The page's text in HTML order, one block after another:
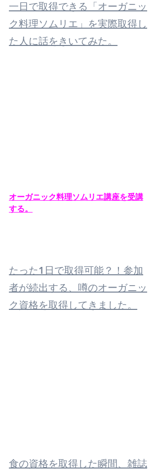
一日で取得できる「オーガニッ
ク料理ソムリエ」を実際取得し
た人に話をきいてみた。
オーガニック料理ソムリエ講座を受講
する。
たった1日で取得可能？！参加
者が続出する、噂のオーガニッ
ク資格を取得してきました。
食の資格を取得した瞬間、雑誌